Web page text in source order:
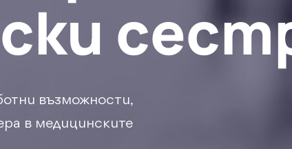
възможности,
в медицинските